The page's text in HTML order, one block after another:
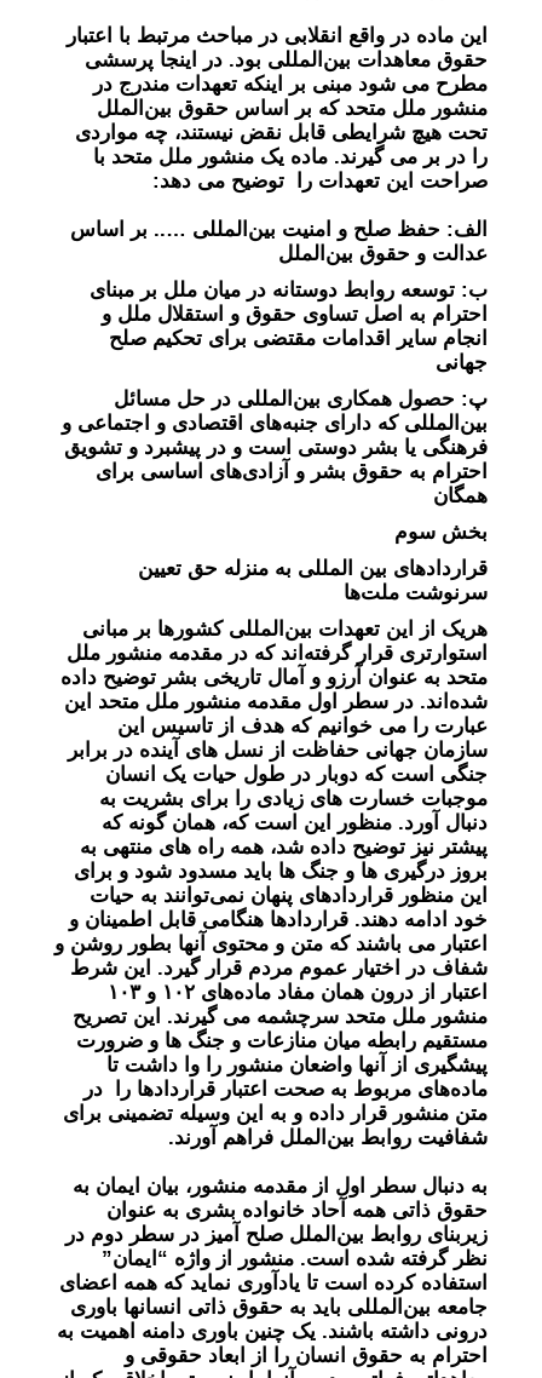
این ماده در واقع انقلابی در مباحث مرتبط با اعتبار
حقوق معاهدات بین‌المللی بود. در اینجا پرسشی
مطرح می شود مبنی بر اینکه تعهدات مندرج در
منشور ملل متحد که بر اساس حقوق بین‌الملل
تحت هیچ شرایطی قابل نقض نیستند، چه مواردی
را در بر می گیرند. ماده یک منشور ملل متحد با
صراحت این تعهدات را توضیح می دهد:
الف: حفظ صلح و امنیت بین‌المللی ….. بر اساس
عدالت و حقوق بین‌الملل
ب: توسعه روابط دوستانه در میان ملل بر مبنای
احترام به اصل تساوی حقوق و استقلال ملل و
انجام سایر اقدامات مقتضی برای تحکیم صلح
جهانی
پ: حصول همکاری بین‌المللی در حل مسائل
بین‌المللی که دارای جنبه‌های اقتصادی و اجتماعی و
فرهنگی یا بشر دوستی است و در پیشبرد و تشویق
احترام به حقوق بشر و آزادی‌های اساسی برای
همگان
بخش سوم
قراردادهای بین المللی به منزله حق تعیین
سرنوشت ملت‌ها
هریک از این تعهدات بین‌المللی کشورها بر مبانی
استوارتری قرار گرفته‌اند که در مقدمه منشور ملل
متحد به عنوان آرزو و آمال تاریخی بشر توضیح داده
شده‌اند. در سطر اول مقدمه منشور ملل متحد این
عبارت را می خوانیم که هدف از تاسیس این
سازمان جهانی حفاظت از نسل های آینده در برابر
جنگی است که دوبار در طول حیات یک انسان
موجبات خسارت های زیادی را برای بشریت به
دنبال آورد. منظور این است که، همان گونه که
پیشتر نیز توضیح داده شد، همه راه های منتهی به
بروز درگیری ها و جنگ ها باید مسدود شود و برای
این منظور قراردادهای پنهان نمی‌توانند به حیات
خود ادامه دهند. قراردادها هنگامی قابل اطمینان و
اعتبار می باشند که متن و محتوی آنها بطور روشن و
شفاف در اختیار عموم مردم قرار گیرد. این شرط
اعتبار از درون همان مفاد ماده‌های ۱۰۲ و ۱۰۳
منشور ملل متحد سرچشمه می گیرند. این تصریح
مستقیم رابطه میان منازعات و جنگ ها و ضرورت
پیشگیری از آنها واضعان منشور را وا داشت تا
ماده‌های مربوط به صحت اعتبار قراردادها را در
متن منشور قرار داده و به این وسیله تضمینی برای
شفافیت روابط بین‌الملل فراهم آورند.
به دنبال سطر اول از مقدمه منشور، بیان ایمان به
حقوق ذاتی همه آحاد خانواده بشری به عنوان
زیربنای روابط بین‌الملل صلح آمیز در سطر دوم در
نظر گرفته شده است. منشور از واژه “ایمان”
استفاده کرده است تا یادآوری نماید که همه اعضای
جامعه بین‌المللی باید به حقوق ذاتی انسانها باوری
درونی داشته باشند. یک چنین باوری دامنه اهمیت به
احترام به حقوق انسان را از ابعاد حقوقی و